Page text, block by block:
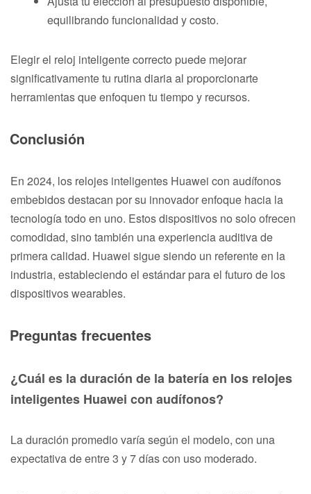
equilibrando funcionalidad y costo.
Elegir el reloj inteligente correcto puede mejorar
significativamente tu rutina diaria al proporcionarte
herramientas que enfoquen tu tiempo y recursos.
Conclusión
En 2024, los relojes inteligentes Huawei con audífonos
embebidos destacan por su innovador enfoque hacia la
tecnología todo en uno. Estos dispositivos no solo ofrecen
comodidad, sino también una experiencia auditiva de
primera calidad. Huawei sigue siendo un referente en la
industria, estableciendo el estándar para el futuro de los
dispositivos wearables.
Preguntas frecuentes
¿Cuál es la duración de la batería en los relojes
inteligentes Huawei con audífonos?
La duración promedio varía según el modelo, con una
expectativa de entre 3 y 7 días con uso moderado.